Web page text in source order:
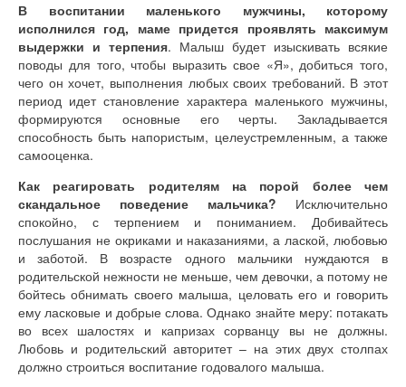
В воспитании маленького мужчины, которому
исполнился год, маме придется проявлять максимум
выдержки и терпения. Малыш будет изыскивать всякие
поводы для того, чтобы выразить свое «Я», добиться того,
чего он хочет, выполнения любых своих требований. В этот
период идет становление характера маленького мужчины,
формируются основные его черты. Закладывается
способность быть напористым, целеустремленным, а также
самооценка.
Как реагировать родителям на порой более чем
скандальное поведение мальчика? Исключительно
спокойно, с терпением и пониманием. Добивайтесь
послушания не окриками и наказаниями, а лаской, любовью
и заботой. В возрасте одного мальчики нуждаются в
родительской нежности не меньше, чем девочки, а потому не
бойтесь обнимать своего малыша, целовать его и говорить
ему ласковые и добрые слова. Однако знайте меру: потакать
во всех шалостях и капризах сорванцу вы не должны.
Любовь и родительский авторитет – на этих двух столпах
должно строиться воспитание годовалого малыша.